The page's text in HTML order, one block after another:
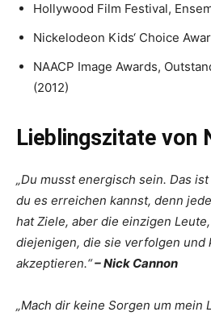
Hollywood Film Festival,
Nickelodeon Kids‘ Choice
NAACP Image Awards,
(2012)
Lieblingszitate von
„Du musst energisch sein. Das
du es erreichen kannst, denn
hat Ziele, aber die einzigen
diejenigen, die sie verfolgen und
akzeptieren.“– Nick Cannon
„Mach dir keine Sorgen um mein